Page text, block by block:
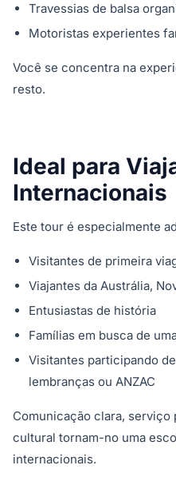
Travessias de balsa
Motoristas experientes
Você se concentra na
resto.
Ideal para
Internacionais
Este tour é especialmente
Visitantes de primeira
Viajantes da Austrália,
Entusiastas de história
Famílias em busca de
Visitantes participando
lembranças ou ANZAC
Comunicação clara,
cultural tornam-no uma
internacionais.